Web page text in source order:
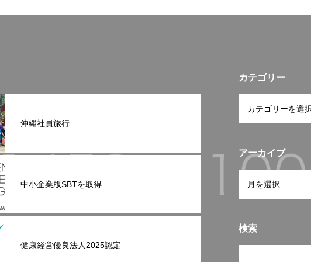
沖縄社員旅行
中小企業版SBTを取得
健康経営優良法人2025認定
カテゴリー
アーカイブ
検索